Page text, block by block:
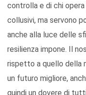
controlla e di chi
collusivi, ma servono
anche alla luce delle
resilienza impone. Il
rispetto a quello della
un futuro migliore,
quindi un dovere di